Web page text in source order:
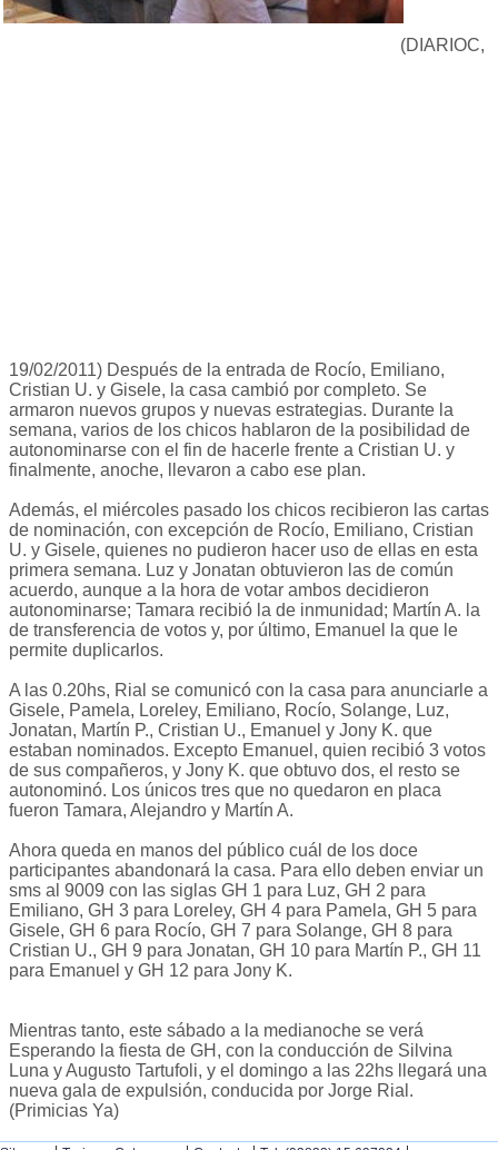
(DIARIOC,
19/02/2011) Después de la entrada de Rocío, Emiliano,
Cristian U. y Gisele, la casa cambió por completo. Se
armaron nuevos grupos y nuevas estrategias. Durante la
semana, varios de los chicos hablaron de la posibilidad de
autonominarse con el fin de hacerle frente a Cristian U. y
finalmente, anoche, llevaron a cabo ese plan.
Además, el miércoles pasado los chicos recibieron las cartas
de nominación, con excepción de Rocío, Emiliano, Cristian
U. y Gisele, quienes no pudieron hacer uso de ellas en esta
primera semana. Luz y Jonatan obtuvieron las de común
acuerdo, aunque a la hora de votar ambos decidieron
autonominarse; Tamara recibió la de inmunidad; Martín A. la
de transferencia de votos y, por último, Emanuel la que le
permite duplicarlos.
A las 0.20hs, Rial se comunicó con la casa para anunciarle a
Gisele, Pamela, Loreley, Emiliano, Rocío, Solange, Luz,
Jonatan, Martín P., Cristian U., Emanuel y Jony K. que
estaban nominados. Excepto Emanuel, quien recibió 3 votos
de sus compañeros, y Jony K. que obtuvo dos, el resto se
autonominó. Los únicos tres que no quedaron en placa
fueron Tamara, Alejandro y Martín A.
Ahora queda en manos del público cuál de los doce
participantes abandonará la casa. Para ello deben enviar un
sms al 9009 con las siglas GH 1 para Luz, GH 2 para
Emiliano, GH 3 para Loreley, GH 4 para Pamela, GH 5 para
Gisele, GH 6 para Rocío, GH 7 para Solange, GH 8 para
Cristian U., GH 9 para Jonatan, GH 10 para Martín P., GH 11
para Emanuel y GH 12 para Jony K.
Mientras tanto, este sábado a la medianoche se verá
Esperando la fiesta de GH, con la conducción de Silvina
Luna y Augusto Tartufoli, y el domingo a las 22hs llegará una
nueva gala de expulsión, conducida por Jorge Rial.
(Primicias Ya)